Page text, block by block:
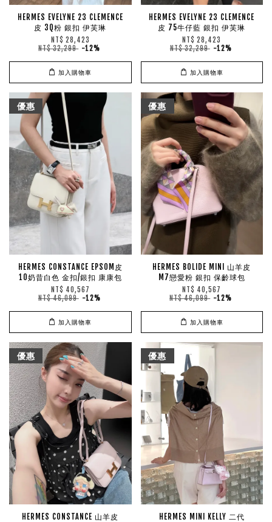
HERMES EVELYNE 23 CLEMENCE
皮 3Q粉 銀扣 伊芙琳
NT$ 28,423
NT$ 32,299 -12%
加入購物車
HERMES EVELYNE 23 CLEMENCE
皮 75牛仔藍 銀扣 伊芙琳
NT$ 28,423
NT$ 32,299 -12%
加入購物車
優惠
HERMES CONSTANCE EPSOM皮
10奶昔白色 金扣/銀扣 康康包
NT$ 40,567
NT$ 46,099 -12%
加入購物車
優惠
HERMES BOLIDE MINI 山羊皮
M7戀愛粉 銀扣 保齡球包
NT$ 40,567
NT$ 46,099 -12%
加入購物車
優惠
HERMES CONSTANCE 山羊皮
優惠
HERMES MINI KELLY 二代